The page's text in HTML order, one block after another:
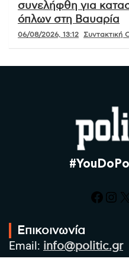
συνελήφθη για
όπλων στη Βαυαρία
06/08/2026, 13:12
X
Επικοινωνία
Email: info@politic.gr
Τηλ: